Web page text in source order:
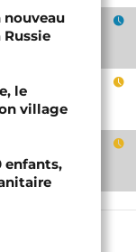
nouveau
le
village
enfants,